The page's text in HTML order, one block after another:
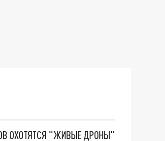
ОХОТЯТСЯ "ЖИВЫЕ ДРОНЫ"